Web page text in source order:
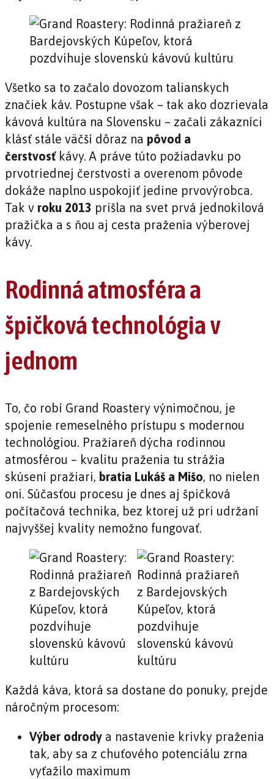
Všetko sa to začalo dovozom talianskych
značiek káv. Postupne však – tak ako dozrievala
kávová kultúra na Slovensku – začali zákazníci
klásť stále väčší dôraz na pôvod a
čerstvosťkávy. A práve túto požiadavku po
prvotriednej čerstvosti a overenom pôvode
dokáže naplno uspokojiť jedine prvovýrobca.
Tak v roku 2013 prišla na svet prvá jednokilová
pražička a s ňou aj cesta praženia výberovej
kávy.
Rodinná atmosféra a
špičková technológia v
jednom
To, čo robí Grand Roastery výnimočnou, je
spojenie remeselného prístupu s modernou
technológiou. Pražiareň dýcha rodinnou
atmosférou – kvalitu praženia tu strážia
skúsení pražiari, bratia Lukáš a Mišo, no nielen
oni. Súčasťou procesu je dnes aj špičková
počítačová technika, bez ktorej už pri udržaní
najvyššej kvality nemožno fungovať.
Každá káva, ktorá sa dostane do ponuky, prejde
náročným procesom:
Výber odrody a nastavenie krivky praženia
tak, aby sa z chuťového potenciálu zrna
vyťažilo maximum